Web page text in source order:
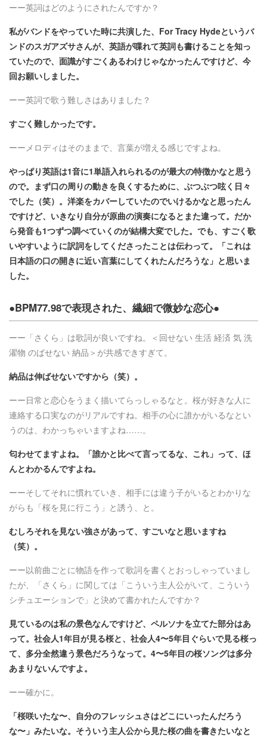
ーー英詞はどのようにされたんですか？
私がバンドをやっていた時に共演した、For Tracy Hydeというバ
ンドのスガアズサさんが、英語が喋れて英詞も書けることを知っ
ていたので、面識がすごくあるわけじゃなかったんですけど、今
回お願いしました。
ーー英詞で歌う難しさはありました？
すごく難しかったです。
ーーメロディはそのままで、言葉が増える感じですよね。
やっぱり英語は1音に1単語入れられるのが最大の特徴かなと思う
ので。まず口の周りの動きを良くするために、ぶつぶつ呟く日々
でした（笑）。洋楽をカバーしていたのでいけるかなと思ったん
ですけど、いきなり自分が原曲の演奏になるとまた違って。だか
ら発音も1つずつ調べていくのが結構大変でした。でも、すごく歌
いやすいように訳詞をしてくださったことは伝わって。「これは
日本語の口の開きに近い言葉にしてくれたんだろうな」と思いま
した。
●BPM77.98で表現された、繊細で微妙な恋心●
ーー「さくら」は歌詞が良いですね。＜回せない 生活 経済 気 洗
濯物 のばせない 納品＞が共感できすぎて。
納品は伸ばせないですから（笑）。
ーー日常と恋心をうまく描いてらっしゃるなと。桜が好きな人に
連絡する口実なのがリアルですね。相手の心に誰かがいるなとい
うのは、わかっちゃいますよね……。
匂わせてますよね。「誰かと比べて言ってるな、これ」って、ほ
んとわかるんですよね。
ーーそしてそれに慣れていき、相手には違う子がいるとわかりな
がらも「桜を見に行こう」と誘う、と。
むしろそれを見ない強さがあって、すごいなと思いますね
（笑）。
ーー以前曲ごとに物語を作って歌詞を書くとおっしゃっていまし
たが、「さくら」に関しては「こういう主人公がいて、こういう
シチュエーションで」と決めて書かれたんですか？
見ているのは私の景色なんですけど、ペルソナを立てた部分はあ
って。社会人1年目が見る桜と、社会人4〜5年目ぐらいで見る桜っ
て、多分全然違う景色だろうなって。4〜5年目の桜ソングは多分
あまりないんですよ。
ーー確かに。
「桜咲いたな〜、自分のフレッシュさはどこにいったんだろう
な〜」みたいな。そういう主人公から見た桜の曲を書きたいなと